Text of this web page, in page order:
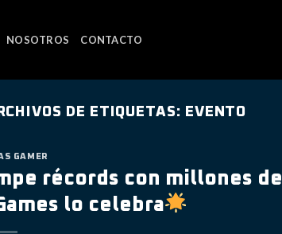
NOSOTROS CONTACTO
DE ETIQUETAS: EVENTO
GAMER
récords con millones de
lo celebra